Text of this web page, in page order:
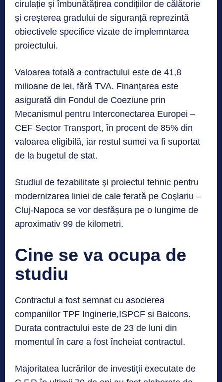
cirulație și îmbunătățirea condițiilor de călătorie
și creșterea gradului de siguranță reprezintă
obiectivele specifice vizate de implemntarea
proiectului.
Valoarea totală a contractului este de 41,8
milioane de lei, fără TVA. Finanţarea este
asigurată din Fondul de Coeziune prin
Mecanismul pentru Interconectarea Europei –
CEF Sector Transport, în procent de 85% din
valoarea eligibilă, iar restul sumei va fi suportat
de la bugetul de stat.
Studiul de fezabilitate şi proiectul tehnic pentru
modernizarea liniei de cale ferată pe Coşlariu –
Cluj-Napoca se vor desfășura pe o lungime de
aproximativ 99 de kilometri.
Cine se va ocupa de
studiu
Contractul a fost semnat cu asocierea
companiilor TPF Inginerie,ISPCF și Baicons.
Durata contractului este de 23 de luni din
momentul în care a fost încheiat contractul.
Majoritatea lucrărilor de investiții executate de